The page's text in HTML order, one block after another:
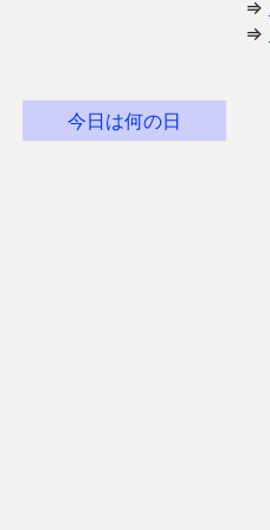
⇒
⇒
今日は何の日